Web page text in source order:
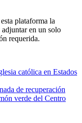
plataforma la
en un solo
requerida.
católica en Estados
de recuperación
verde del Centro